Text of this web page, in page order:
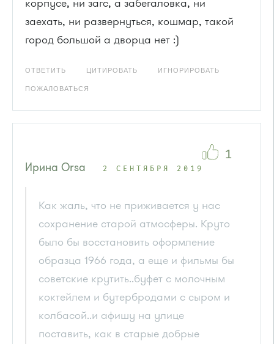
корпусе, ни загс, а забегаловка, ни
заехать, ни развернуться, кошмар, такой
город большой а дворца нет :)
ОТВЕТИТЬ ЦИТИРОВАТЬ ИГНОРИРОВАТЬ
ПОЖАЛОВАТЬСЯ
Ирина Orsa 2 СЕНТЯБРЯ 2019
Как жаль, что не приживается у нас
сохранение старой атмосферы. Круто
было бы восстановить оформление
образца 1966 года, а еще и фильмы бы
советские крутить..буфет с молочным
коктейлем и бутербродами с сыром и
колбасой..и афишу на улице
поставить, как в старые добрые
1